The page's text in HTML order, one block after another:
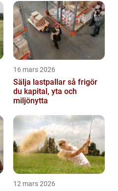
16 mars 2026
Sälja lastpallar så frigör
du kapital, yta och
miljönytta
12 mars 2026